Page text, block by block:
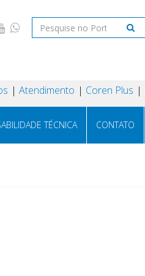
Atendimento Coren Plus
TÉCNICA CONTATO